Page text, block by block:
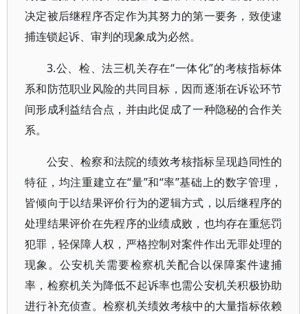
决定被后继程序否定作为其努力的第一要务，致使逮
捕连锁起诉、审判的现象成为必然。
3.公、检、法三机关存在“一体化”的考核指标体
系和防范职业风险的共同目标，因而逐渐在诉讼环节
间形成利益结合点，并由此促成了一种隐秘的合作关
系。
公安、检察和法院的绩效考核指标呈现趋同性的
特征，均注重建立在“量”和“率”基础上的数字管理，
皆倾向于以结果评价行为的逻辑方式，以后继程序的
处理结果评价在先程序的业绩成败，也均存在重惩罚
犯罪，轻保障人权，严格控制对案件作出无罪处理的
现象。公安机关需要检察机关配合以保障案件逮捕
率，检察机关为降低不起诉率也需公安机关积极协助
进行补充侦查。检察机关绩效考核中的大量指标依赖